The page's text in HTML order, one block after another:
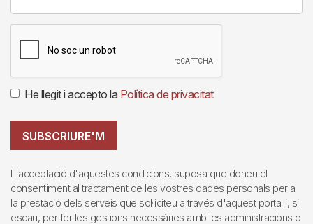
He llegit i accepto la Política de privacitat
SUBSCRIURE'M
L'acceptació d'aquestes condicions, suposa que doneu el
consentiment al tractament de les vostres dades personals per a
la prestació dels serveis que sol·liciteu a través d'aquest portal i, si
escau, per fer les gestions necessàries amb les administracions o